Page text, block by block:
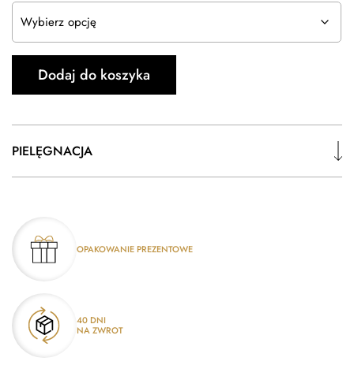
Dodaj do koszyka
PIELĘGNACJA
OPAKOWANIE PREZENTOWE
40 DNI
NA ZWROT